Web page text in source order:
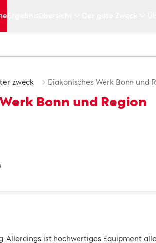
zweck Diakonisches Werk Bonn und
Bonn und Region
Allerdings ist hochwertiges Equipment